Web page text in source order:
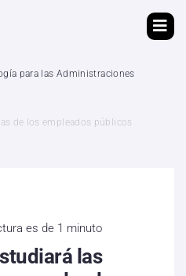
para las Administraciones
de los empleados públicos
es de 1 minuto
las